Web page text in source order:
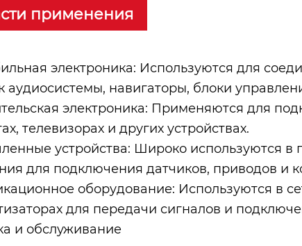
применения
электроника: Используются для
аудиосистемы, навигаторы, блоки
электроника: Применяются для
телевизорах и других устройствах.
устройства: Широко используются в
для подключения датчиков, приводов и
оборудование: Используются в
для передачи сигналов и
и обслуживание